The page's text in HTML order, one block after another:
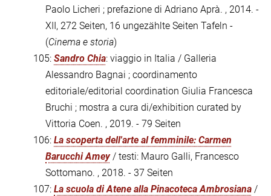
Paolo Licheri ; prefazione di Adriano Aprà. , 2014. -
XII, 272 Seiten, 16 ungezählte Seiten Tafeln -
(Cinema e storia)
105: Sandro Chia: viaggio in Italia / Galleria
Alessandro Bagnai ; coordinamento
editoriale/editorial coordination Giulia Francesca
Bruchi ; mostra a cura di/exhibition curated by
Vittoria Coen. , 2019. - 79 Seiten
106: La scoperta dell'arte al femminile: Carmen
Barucchi Amey/ testi: Mauro Galli, Francesco
Sottomano. , 2018. - 37 Seiten
107: La scuola di Atene alla Pinacoteca Ambrosiana /